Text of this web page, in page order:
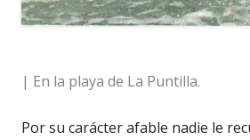
| En la playa de La Puntilla.
Por su carácter afable nadie le